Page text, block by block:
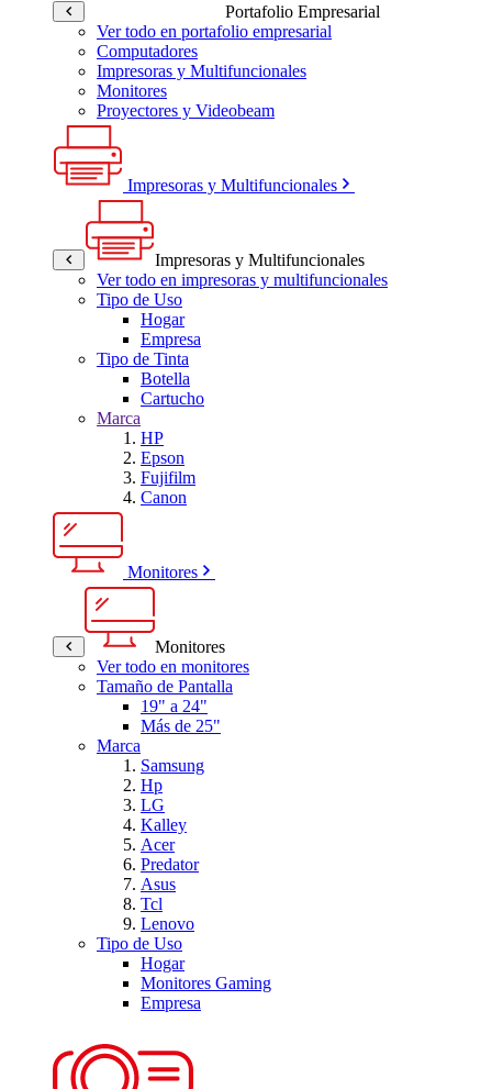
Portafolio Empresarial
Ver todo en portafolio empresarial
Computadores
Impresoras y Multifuncionales
Monitores
Proyectores y Videobeam
Impresoras y Multifuncionales
Impresoras y Multifuncionales
Ver todo en impresoras y multifuncionales
Tipo de Uso
Hogar
Empresa
Tipo de Tinta
Botella
Cartucho
Marca
HP
Epson
Fujifilm
Canon
Monitores
Monitores
Ver todo en monitores
Tamaño de Pantalla
19" a 24"
Más de 25"
Marca
Samsung
Hp
LG
Kalley
Acer
Predator
Asus
Tcl
Lenovo
Tipo de Uso
Hogar
Monitores Gaming
Empresa